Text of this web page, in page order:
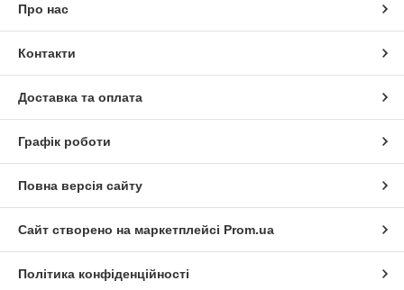
Про нас
Контакти
Доставка та оплата
Графік роботи
Повна версія сайту
Сайт створено на маркетплейсі Prom.ua
Політика конфіденційності